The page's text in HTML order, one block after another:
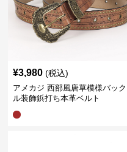
¥3,980 (税込)
アメカジ 西部風唐草模様バック
ル装飾鋲打ち本革ベルト